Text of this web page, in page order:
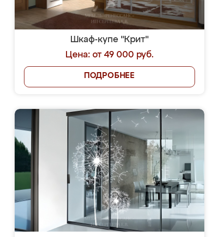
Шкаф-купе "Крит"
Цена: от 49 000 руб.
ПОДРОБНЕЕ